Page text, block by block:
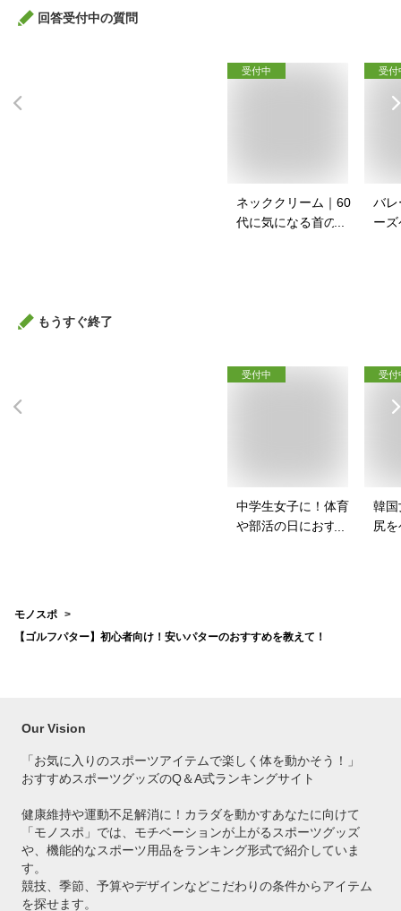
回答受付中の質問
受付中
ネッククリーム｜60
代に気になる首のシ
受付
バレ
ー
もうすぐ終了
受付中
中学生女子に！体育
や部活の日におすす
受付
韓国
尻
モノスポ
【ゴルフパター】初心者向け！安いパターのおすすめを教えて！
Our Vision
「お気に入りのスポーツアイテムで楽しく体を動かそう！」
おすすめスポーツグッズのQ＆A式ランキングサイト
健康維持や運動不足解消に！カラダを動かすあなたに向けて
「モノスポ」では、モチベーションが上がるスポーツグッズ
や、機能的なスポーツ用品をランキング形式で紹介していま
す。
競技、季節、予算やデザインなどこだわりの条件からアイテム
を探せます。